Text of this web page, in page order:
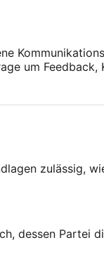
um Feedback,
zulässig,
dessen Partei